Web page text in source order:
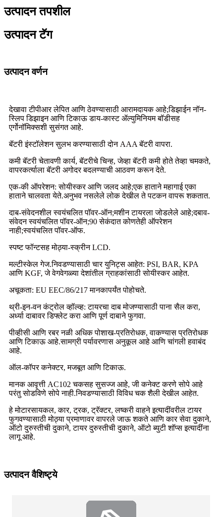
उत्पादन तपशील
उत्पादन टॅग
उत्पादन वर्णन
देखावा टीपीआर लेपित आणि ठेवण्यासाठी आरामदायक आहे;डिझाईन नॉन-
स्लिप डिझाइन आणि टिकाऊ डाय-कास्ट ॲल्युमिनियम बॉडीसह
एर्गोनॉमिक्सशी सुसंगत आहे.
बॅटरी इंस्टॉलेशन सुलभ करण्यासाठी दोन AAA बॅटरी वापरा.
कमी बॅटरी चेतावणी कार्य, बॅटरीचे चिन्ह, जेव्हा बॅटरी कमी होते तेव्हा चमकते,
वापरकर्त्याला बॅटरी अगोदर बदलण्याची आठवण करून देते.
एक-की ऑपरेशन: सोयीस्कर आणि जलद आहे;एक हाताने महागाई एका
हाताने चालवता येते.अनुभव नसलेले लोक देखील ते पटकन वापरू शकतात.
दाब-संवेदनशील स्वयंचलित पॉवर-ऑन;मशीन टायरला जोडलेले आहे;दबाव-
संवेदन स्वयंचलित पॉवर-ऑन;90 सेकंदात कोणतेही ऑपरेशन
नाही;स्वयंचलित पॉवर-ऑफ.
स्पष्ट फॉन्टसह मोठ्या-स्क्रीन LCD.
मल्टीस्केल गेज.निवडण्यासाठी चार युनिट्स आहेत: PSI, BAR, KPA
आणि KGF, जे वेगवेगळ्या देशांतील ग्राहकांसाठी सोयीस्कर आहेत.
अचूकता: EU EEC/86/217 मानकापर्यंत पोहोचते.
थ्री-इन-वन कंट्रोल व्हॉल्व्ह: टायरचा दाब मोजण्यासाठी पाना सैल करा,
अर्ध्या दाबावर डिफ्लेट करा आणि पूर्ण दाबाने फुगवा.
पीव्हीसी आणि रबर नळी अधिक पोशाख-प्रतिरोधक, वाकण्यास प्रतिरोधक
आणि टिकाऊ आहे.सामग्री पर्यावरणास अनुकूल आहे आणि चांगली हवाबंद
आहे.
ऑल-कॉपर कनेक्टर, मजबूत आणि टिकाऊ.
मानक आवृत्ती AC102 चकसह सुसज्ज आहे, जी कनेक्ट करणे सोपे आहे
परंतु सोडविणे सोपे नाही.निवडण्यासाठी विविध चक शैली देखील आहेत.
हे मोटारसायकल, कार, ट्रक, ट्रॅक्टर, लष्करी वाहने इत्यादींवरील टायर
फुगवण्यासाठी मोठ्या प्रमाणावर वापरले जाऊ शकते आणि कार सेवा दुकाने,
ऑटो दुरुस्तीची दुकाने, टायर दुरुस्तीची दुकाने, ऑटो ब्युटी शॉप्स इत्यादींना
लागू आहे.
उत्पादन वैशिष्ट्ये